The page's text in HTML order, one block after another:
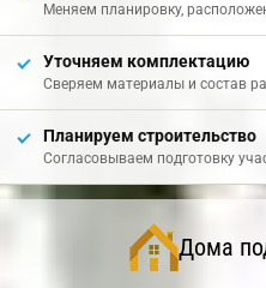
Меняем планировку,
Уточняем комплектацию
Сверяем материалы и состав
Планируем строительство
Согласовываем подготовку
Дома